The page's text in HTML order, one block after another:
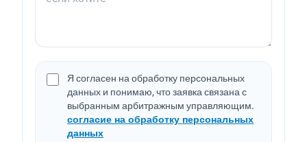
Я согласен на обработку персональных
данных и понимаю, что заявка связана с
выбранным арбитражным управляющим.
согласие на обработку персональных
данных